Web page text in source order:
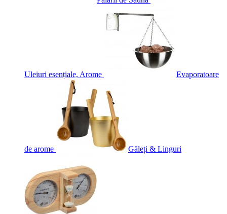
Uleiuri esențiale, Arome Evaporatoare
de arome Găleți & Linguri